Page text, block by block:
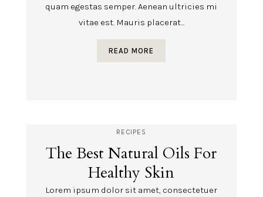
quam egestas semper. Aenean ultricies mi
vitae est. Mauris placerat...
READ MORE
The Best Natural Oils For
Healthy Skin
RECIPES
Lorem ipsum dolor sit amet, consectetuer